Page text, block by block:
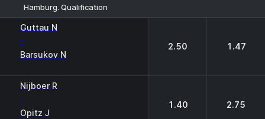
Hamburg. Qualification
Guttau N
-
Barsukov N
2.50 1.47
Nijboer R
-
Opitz J
1.40 2.75